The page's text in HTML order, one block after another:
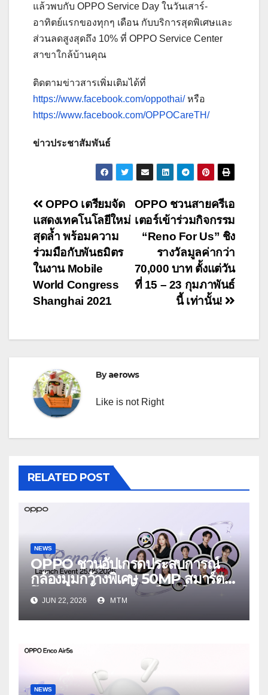
แล้วพบกับ OPPO Service Day ในวันเสาร์-
อาทิตย์แรกของทุกๆ เดือน กับบริการสุดพิเศษและ
ส่วนลดสูงสุดถึง 10% ที่ OPPO Service Center
สาขาใกล้บ้านคุณ
ติดตามข่าวสารเพิ่มเติมได้ที่
https://www.facebook.com/oppothai/หรือ
https://www.facebook.com/OPPOCareTH/
ข่าวประชาสัมพันธ์
Post
navigation
OPPO ชวนสายครีเอ
เตอร์เข้าร่วมกิจกรรม
“Reno For Us” ชิง
รางวัลมูลค่ากว่า
70,000 บาท ตั้งแต่วัน
ที่ 15 – 23 กุมภาพันธ์
นี้ เท่านั้น!
OPPO เตรียมจัด
แสดงเทคโนโลยีใหม่
สุดล้ำ พร้อมความ
ร่วมมือกับพันธมิตร
ในงาน Mobile
World Congress
Shanghai 2021
Byaerows
Like is not Right
RELATED POST
NEWS
OPPO ชวนอัปเกรดประสบการณ์
กล้องมุมกว้างพิเศษ 50MP สมาร์ต
โฟนเพื่อนซี้ เทรนดี้ทุกช็อต ใน
งาน OPPO Reno16 Series 5G
Launch Event 25 มิถุนายนนี้
JUN 22, 2026 MTM
NEWS